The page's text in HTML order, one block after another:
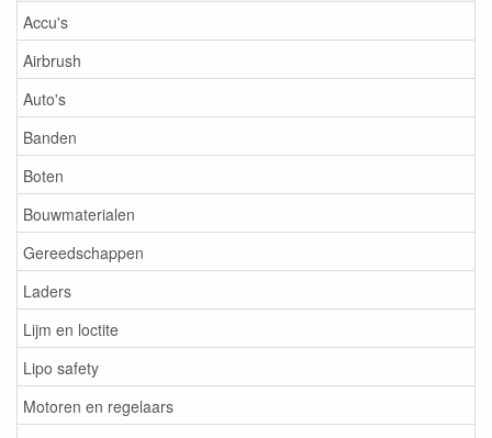
Accu's
Airbrush
Auto's
Banden
Boten
Bouwmaterialen
Gereedschappen
Laders
Lijm en loctite
Lipo safety
Motoren en regelaars